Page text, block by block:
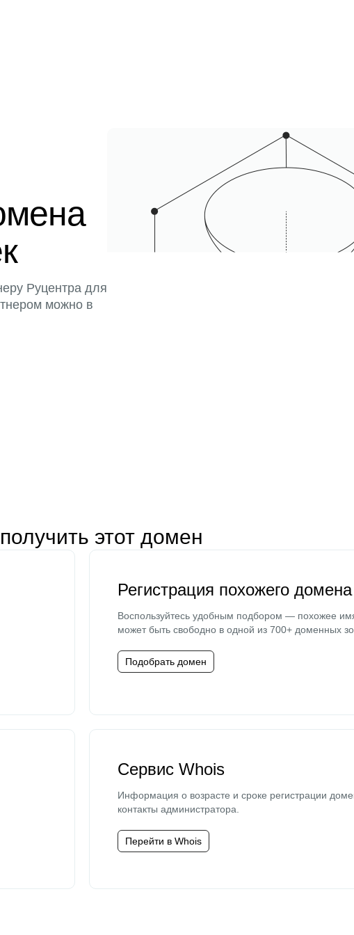
Руцентра для
можно в
этот домен
Регистрация похожего домена
Воспользуйтесь удобным подбором — похожее
может быть свободно в одной из 700+ доменных
Подобрать домен
Сервис Whois
Информация о возрасте и сроке регистрации
контакты администратора.
Перейти в Whois